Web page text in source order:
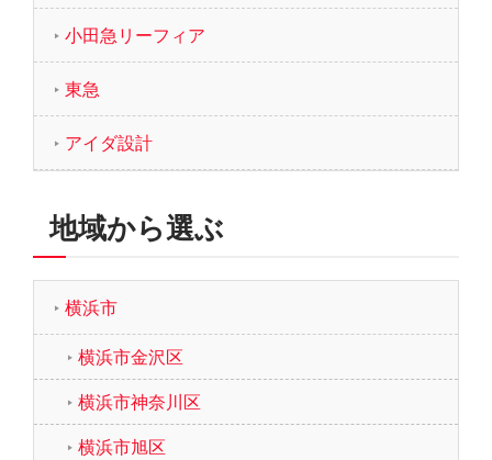
小田急リーフィア
東急
アイダ設計
地域から選ぶ
横浜市
横浜市金沢区
横浜市神奈川区
横浜市旭区